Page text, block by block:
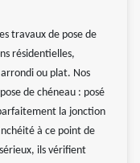
travaux de pose de
résidentielles,
ou plat. Nos
de chéneau : posé
la jonction
à ce point de
ils vérifient